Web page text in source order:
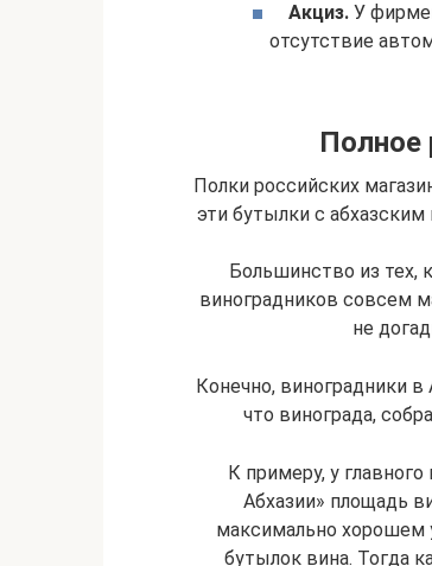
Акциз. У
отсутствие
Полное
Полки российских
эти бутылки с абхазским
Большинство из тех,
виноградников совсем
не
Конечно, виноградники
что винограда,
К примеру, у
Абхазии» площадь
максимально хорошем
бутылок вина. Тогда